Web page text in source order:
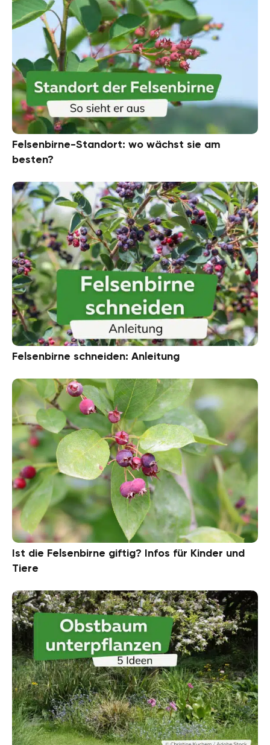
Felsenbirne-Standort: wo wächst sie am
besten?
Felsenbirne schneiden: Anleitung
Ist die Felsenbirne giftig? Infos für Kinder und
Tiere